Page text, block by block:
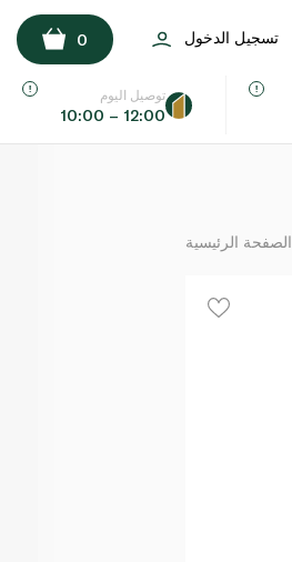
تسجيل الدخول 0
توصيل اليوم
10:00 – 12:00
الصفحة الرئيسية